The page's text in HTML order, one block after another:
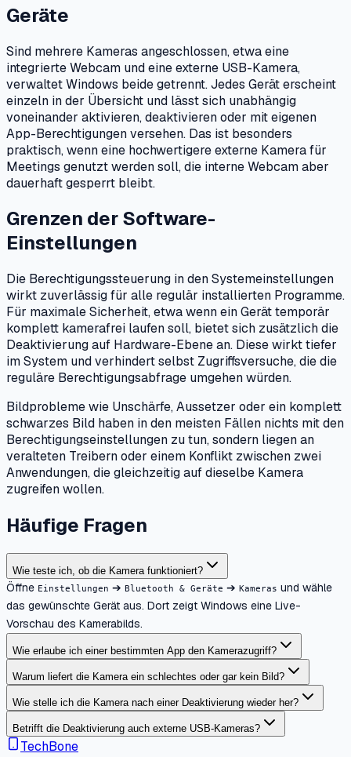
Geräte
Sind mehrere Kameras angeschlossen, etwa eine
integrierte Webcam und eine externe USB-Kamera,
verwaltet Windows beide getrennt. Jedes Gerät erscheint
einzeln in der Übersicht und lässt sich unabhängig
voneinander aktivieren, deaktivieren oder mit eigenen
App-Berechtigungen versehen. Das ist besonders
praktisch, wenn eine hochwertigere externe Kamera für
Meetings genutzt werden soll, die interne Webcam aber
dauerhaft gesperrt bleibt.
Grenzen der Software-
Einstellungen
Die Berechtigungssteuerung in den Systemeinstellungen
wirkt zuverlässig für alle regulär installierten Programme.
Für maximale Sicherheit, etwa wenn ein Gerät temporär
komplett kamerafrei laufen soll, bietet sich zusätzlich die
Deaktivierung auf Hardware-Ebene an. Diese wirkt tiefer
im System und verhindert selbst Zugriffsversuche, die die
reguläre Berechtigungsabfrage umgehen würden.
Bildprobleme wie Unschärfe, Aussetzer oder ein komplett
schwarzes Bild haben in den meisten Fällen nichts mit den
Berechtigungseinstellungen zu tun, sondern liegen an
veralteten Treibern oder einem Konflikt zwischen zwei
Anwendungen, die gleichzeitig auf dieselbe Kamera
zugreifen wollen.
Häufige Fragen
Wie teste ich, ob die Kamera funktioniert?
Öffne Einstellungen ➔ Bluetooth & Geräte ➔ Kameras und wähle
das gewünschte Gerät aus. Dort zeigt Windows eine Live-
Vorschau des Kamerabilds.
Wie erlaube ich einer bestimmten App den Kamerazugriff?
Warum liefert die Kamera ein schlechtes oder gar kein Bild?
Wie stelle ich die Kamera nach einer Deaktivierung wieder her?
Betrifft die Deaktivierung auch externe USB-Kameras?
TechBone